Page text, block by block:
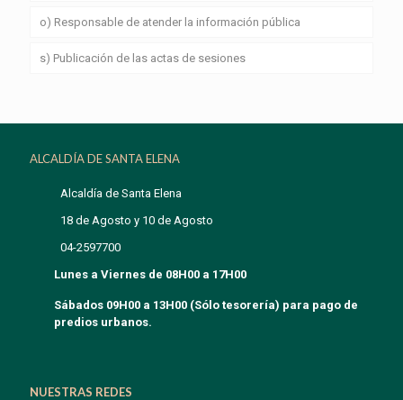
o) Responsable de atender la información pública
s) Publicación de las actas de sesiones
ALCALDÍA DE SANTA ELENA
Alcaldía de Santa Elena
18 de Agosto y 10 de Agosto
04-2597700
Lunes a Viernes de 08H00 a 17H00
Sábados 09H00 a 13H00 (Sólo tesorería) para pago de
predios urbanos.
NUESTRAS REDES